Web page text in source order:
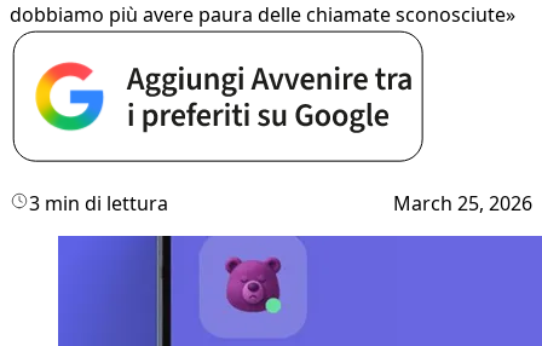
dobbiamo più avere paura delle chiamate sconosciute»
3 min di lettura March 25, 2026